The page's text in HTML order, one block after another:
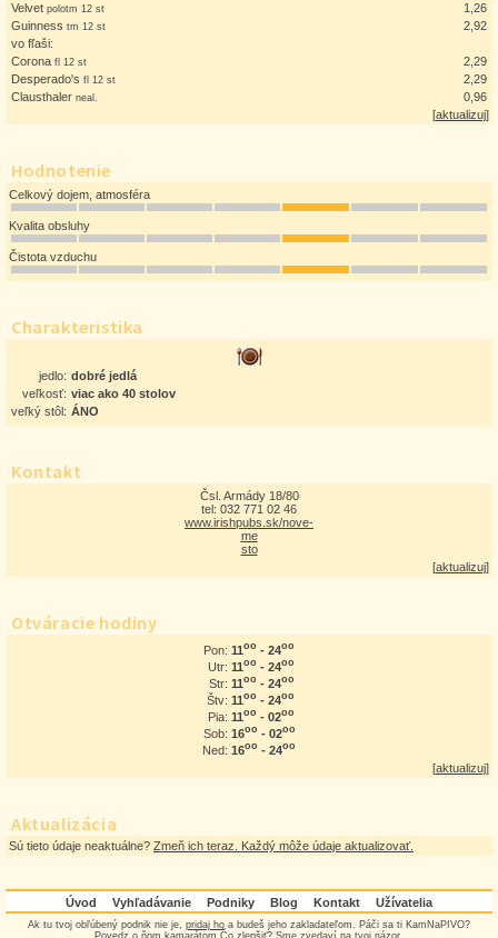
Velvet polotm 12 st
1,26
Guinness tm 12 st
2,92
vo fľaši:
Corona fl 12 st
2,29
Desperado's fl 12 st
2,29
Clausthaler neal.
0,96
[aktualizuj]
Hodnotenie
Celkový dojem, atmosféra
Kvalita obsluhy
Čistota vzduchu
Charakteristika
jedlo: dobré jedlá
veľkosť: viac ako 40 stolov
veľký stôl: ÁNO
Kontakt
Čsl. Armády 18/80
tel: 032 771 02 46
www.irishpubs.sk/nove-
me
sto
[aktualizuj]
Otváracie hodiny
Pon: 11oo - 24oo
Utr: 11oo - 24oo
Str: 11oo - 24oo
Štv: 11oo - 24oo
Pia: 11oo - 02oo
Sob: 16oo - 02oo
Ned: 16oo - 24oo
[aktualizuj]
Aktualizácia
Sú tieto údaje neaktuálne? Zmeň ich teraz. Každý môže údaje aktualizovať.
Úvod Vyhľadávanie Podniky Blog Kontakt Užívatelia
Ak tu tvoj obľúbený podnik nie je, pridaj ho a budeš jeho zakladateľom. Páči sa ti KamNaPIVO?
Povedz o ňom kamarátom.Čo zlepšiť? Sme zvedaví na tvoj názor